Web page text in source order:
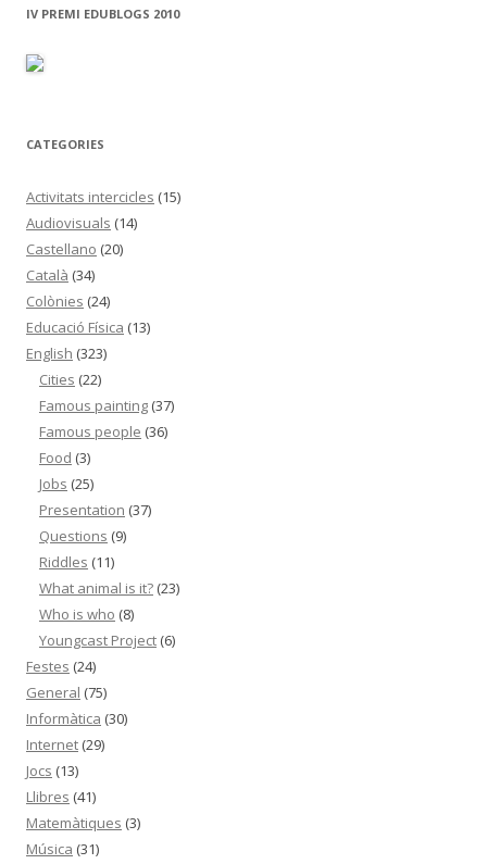
c
:
IV PREMI EDUBLOGS 2010
CATEGORIES
Activitats intercicles (15)
Audiovisuals (14)
Castellano (20)
Català (34)
Colònies (24)
Educació Física (13)
English (323)
Cities (22)
Famous painting (37)
Famous people (36)
Food (3)
Jobs (25)
Presentation (37)
Questions (9)
Riddles (11)
What animal is it? (23)
Who is who (8)
Youngcast Project (6)
Festes (24)
General (75)
Informàtica (30)
Internet (29)
Jocs (13)
Llibres (41)
Matemàtiques (3)
Música (31)